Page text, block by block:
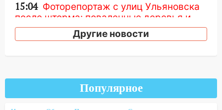
15:04 Фоторепортаж с улиц Ульяновска
после шторма: поваленные деревья и
затопленные улицы
14:26 Жители Ульяновска сами
пытаются расчистить ливнёвки, не
дождавшись коммунальщиков
Другие новости
Популярное